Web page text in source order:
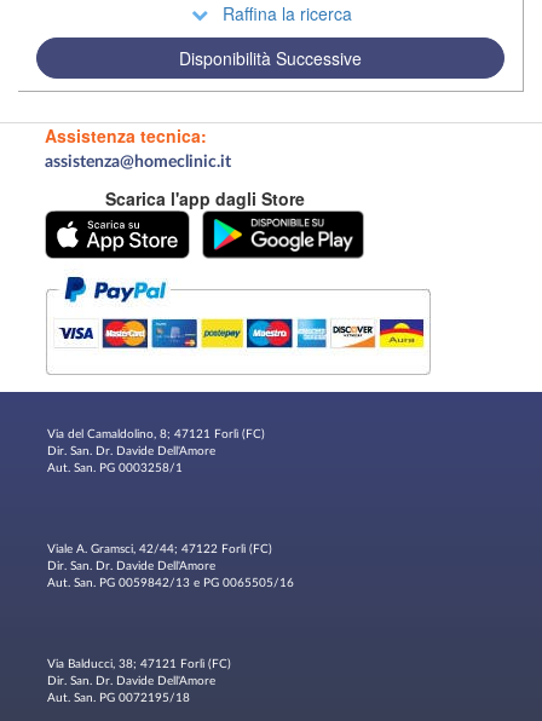
Raffina la ricerca
Disponibilità Successive
Assistenza tecnica:
assistenza@homeclinic.it
Scarica l'app dagli Store
Via del Camaldolino, 8; 47121 Forlì (FC)
Dir. San. Dr. Davide Dell'Amore
Aut. San. PG 0003258/1
Viale A. Gramsci, 42/44; 47122 Forlì (FC)
Dir. San. Dr. Davide Dell'Amore
Aut. San. PG 0059842/13 e PG 0065505/16
Via Balducci, 38; 47121 Forlì (FC)
Dir. San. Dr. Davide Dell'Amore
Aut. San. PG 0072195/18